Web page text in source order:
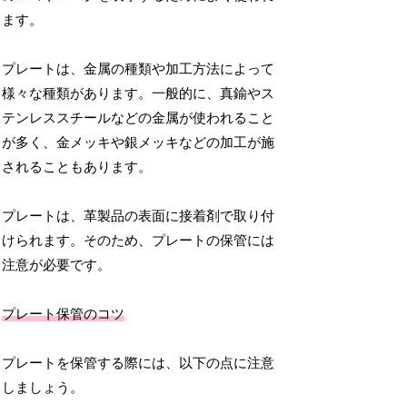
ます。
プレートは、金属の種類や加工方法によって
様々な種類があります。一般的に、真鍮やス
テンレススチールなどの金属が使われること
が多く、金メッキや銀メッキなどの加工が施
されることもあります。
プレートは、革製品の表面に接着剤で取り付
けられます。そのため、プレートの保管には
注意が必要です。
プレート保管のコツ
プレートを保管する際には、以下の点に注意
しましょう。